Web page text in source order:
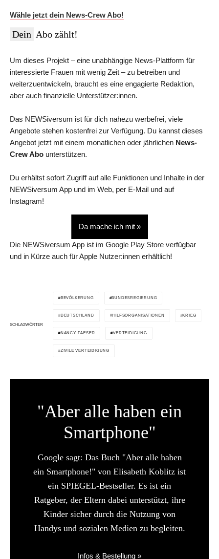
Wähle jetzt dein News-Crew Abo!
Dein Abo zählt!
Um dieses Projekt – eine unabhängige News-Plattform für
interessierte Frauen mit wenig Zeit – zu betreiben und
weiterzuentwickeln, braucht es eine engagierte Redaktion,
aber auch finanzielle Unterstützer:innen.
Das NEWSiversum ist für dich nahezu werbefrei, viele
Angebote stehen kostenfrei zur Verfügung. Du kannst dieses
Angebot jetzt mit einem monatlichen oder jährlichen News-
Crew Abo unterstützen.
Du erhältst sofort Zugriff auf alle Funktionen und Inhalte in der
NEWSiversum App und im Web, per E-Mail und auf
Instagram!
Da mache ich mit »
Die NEWSiversum App ist im Google Play Store verfügbar
und in Kürze auch für Apple Nutzer:innen erhältlich!
SCHLAGWÖRTER
BEVÖLKERUNG BUNDESREGIERUNG
DEUTSCHLAND HILFSORGANISATIONEN KRIEG
NANCY FAESER VERTEIDIGUNG
ZIVILE VERTEIDIGUNG
"Aber alle haben ein
Smartphone"
Google sagt: Das Buch "Aber alle haben
ein Smartphone!" von Elisabeth Koblitz ist
ein SPIEGEL-Bestseller. Es ist ein
Ratgeber, der Eltern dabei unterstützt, ihre
Kinder sicher durch die Nutzung von
Handys und sozialen Medien zu begleiten.
Infos & Bestellung »